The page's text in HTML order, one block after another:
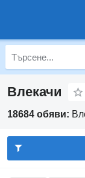
Влекачи
18684 обяви: